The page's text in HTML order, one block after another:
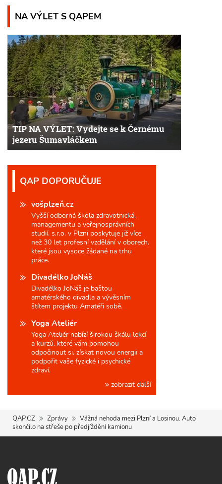
NA VÝLET S QAPEM
TIP NA VÝLET: Vydejte se k Černému
jezeru Šumavláčkem
QAP DOPORUČUJE
vošplzeň.cz
Vyšší odborná škola zdravotnická,
managementu a veřejnosprávních
studií, s.r.o. v Plzni poskytuje již více
než 30 let profesní vzdělání v oborech,
které jsou vysoce žádané na trhu
práce.
Divadélko JoNáš
Divadélko JoNáš je baštou
amatérského divadla a vývěsním
štítem projektu Amatéři sobě.
Yoga Ateliér
Yoga Ateliér nabízí širokou škálu lekcí
a kurzů, které vám pomohou
odpočinout si, získat novou energii a
podpořit vaše fyzické i psychické
zdraví.
zobrazit další
QAP.CZ Zprávy
Vážná nehoda mezi Plzní a Losinou. Auto
skončilo na střeše po předjíždění kamionu